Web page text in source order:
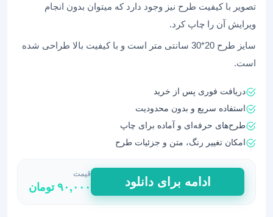
تصویر با کیفیت طرح نیز وجود دارد که میتوان بدون انجام
ویرایش آن را چاپ کرد.
سایز طرح 20*30 سانتی متر است و با کیفیت بالا طراحی شده
است.
دریافت فوری پس از خرید
استفاده سریع و بدون محدودیت
طرح‌های حرفه‌ای و آماده برای چاپ
امکان تغییر رنگ، متن و جزئیات طرح
طرح‌
گرافیکی
برد
ادامه برای دانلود
قیمت
۹۰,۰۰۰ تومان